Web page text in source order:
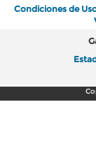
Condiciones de